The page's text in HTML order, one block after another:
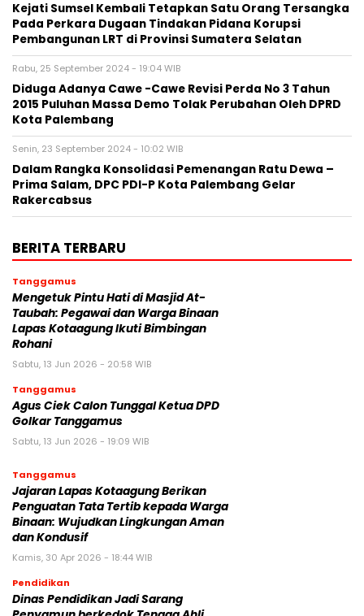
Kejati Sumsel Kembali Tetapkan Satu Orang Tersangka
Pada Perkara Dugaan Tindakan Pidana Korupsi
Pembangunan LRT di Provinsi Sumatera Selatan
Rabu, 25 September 2024 - 19:04 WIB
Diduga Adanya Cawe -Cawe Revisi Perda No 3 Tahun
2015 Puluhan Massa Demo Tolak Perubahan Oleh DPRD
Kota Palembang
Senin, 23 September 2024 - 10:02 WIB
Dalam Rangka Konsolidasi Pemenangan Ratu Dewa –
Prima Salam, DPC PDI-P Kota Palembang Gelar
Rakercabsus
BERITA TERBARU
Tanggamus
Mengetuk Pintu Hati di Masjid At-
Taubah: Pegawai dan Warga Binaan
Lapas Kotaagung Ikuti Bimbingan
Rohani
Sabtu, 13 Jun 2026 - 20:58 WIB
Tanggamus
Agus Ciek Calon Tunggal Ketua DPD
Golkar Tanggamus
Sabtu, 13 Jun 2026 - 19:09 WIB
Tanggamus
Jajaran Lapas Kotaagung Berikan
Penguatan Tata Tertib kepada Warga
Binaan: Wujudkan Lingkungan Aman
dan Kondusif
Kamis, 30 Apr 2026 - 18:44 WIB
Pendidikan
Dinas Pendidikan Jadi Sarang